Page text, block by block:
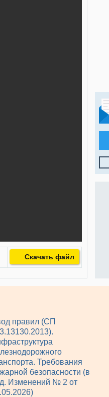
Скачать файл
правил (СП
Требования
безопасности (в
Изменений № 2 от